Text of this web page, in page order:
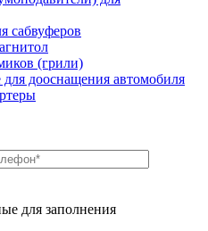
сабвуферов
(грили)
дооснащения автомобиля
для заполнения